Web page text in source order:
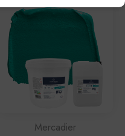
Mercadier